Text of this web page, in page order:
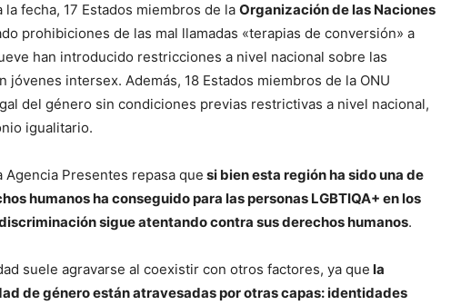
fecha, 17 Estados miembros de la Organización de las Naciones
prohibiciones de las mal llamadas «terapias de conversión» a
han introducido restricciones a nivel nacional sobre las
intersex. Además, 18 Estados miembros de la ONU
del género sin condiciones previas restrictivas a nivel nacional,
igualitario.
Agencia Presentes repasa que si bien esta región ha sido una de
humanos ha conseguido para las personas LGBTIQA+ en los
sigue atentando contra sus derechos humanos.
suele agravarse al coexistir con otros factores, ya que la
de género están atravesadas por otras capas: identidades